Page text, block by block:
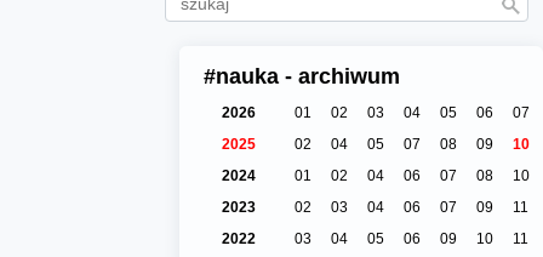
#nauka - archiwum
2026 01 02 03 04 05 06
07
2025
02 04 05 07 08 09
10
2024
01 02 04 06 07 08
10
2023
02 03 04 06 07 09
11
2022
03 04 05 06 09 10 11